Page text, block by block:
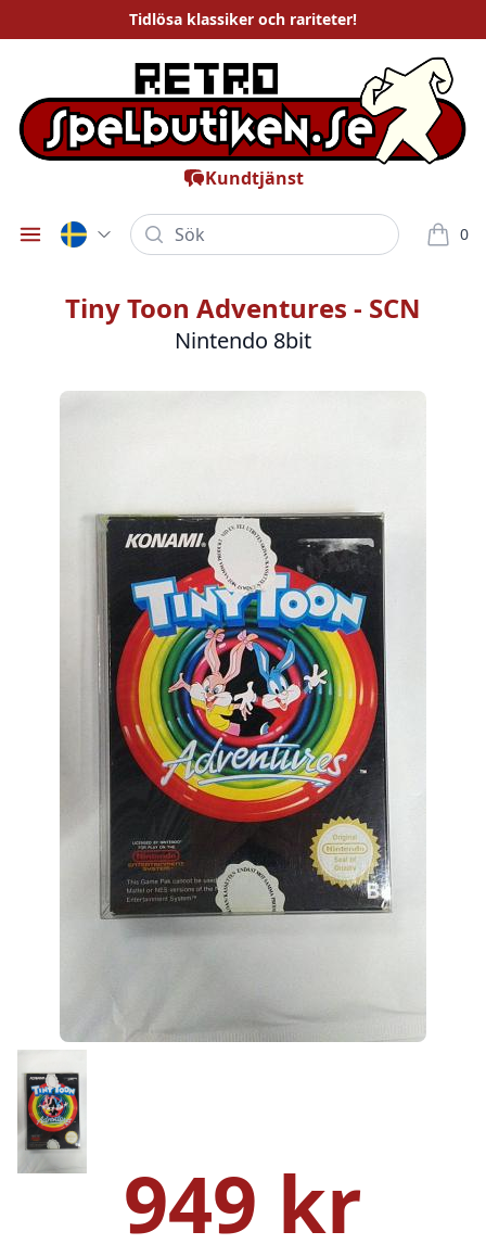
Tidlösa klassiker och rariteter!
Kundtjänst
Öppna meny
Sök 0
varor i
Tiny Toon Adventures - SCN
Nintendo 8bit
Bilder
949 kr